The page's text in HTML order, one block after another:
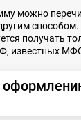
можно
способом.
получать
известных